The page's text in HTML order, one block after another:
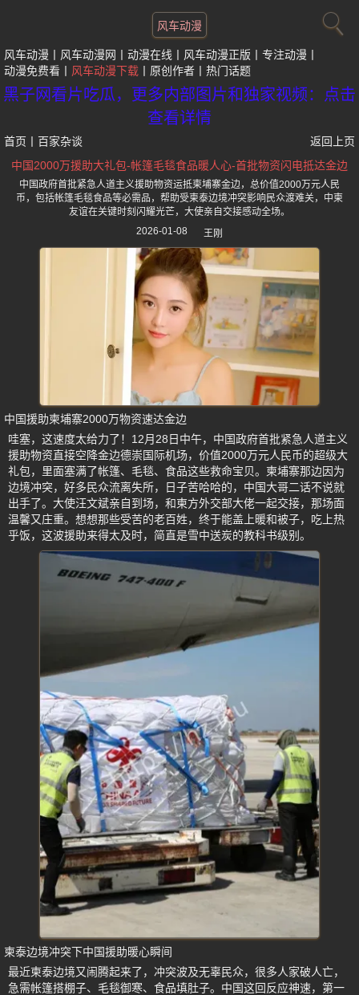
风车动漫
风车动漫 风车动漫网 动漫在线 风车动漫正版
专注动漫
动漫免费看
风车动漫下载 原创作者 热门话题
黑子网看片吃瓜，更多内部图片和独家视频：点击
查看详情
首页 百家杂谈
返回上页
中国2000万援助大礼包-帐篷毛毯食品暖人心-首批物资闪电抵达金边
中国政府首批紧急人道主义援助物资运抵柬埔寨金边，总价值2000万元人民
币，包括帐篷毛毯食品等必需品，帮助受柬泰边境冲突影响民众渡难关，中柬
友谊在关键时刻闪耀光芒，大使亲自交接感动全场。
2026-01-08
王刚
中国援助柬埔寨2000万物资速达金边
哇塞，这速度太给力了！12月28日中午，中国政府首批紧急人道主义
援助物资直接空降金边德崇国际机场，价值2000万元人民币的超级大
礼包，里面塞满了帐篷、毛毯、食品这些救命宝贝。柬埔寨那边因为
边境冲突，好多民众流离失所，日子苦哈哈的，中国大哥二话不说就
出手了。大使汪文斌亲自到场，和柬方外交部大佬一起交接，那场面
温馨又庄重。想想那些受苦的老百姓，终于能盖上暖和被子，吃上热
乎饭，这波援助来得太及时，简直是雪中送炭的教科书级别。
柬泰边境冲突下中国援助暖心瞬间
最近柬泰边境又闹腾起来了，冲突波及无辜民众，很多人家破人亡，
急需帐篷搭棚子、毛毯御寒、食品填肚子。中国这回反应神速，第一